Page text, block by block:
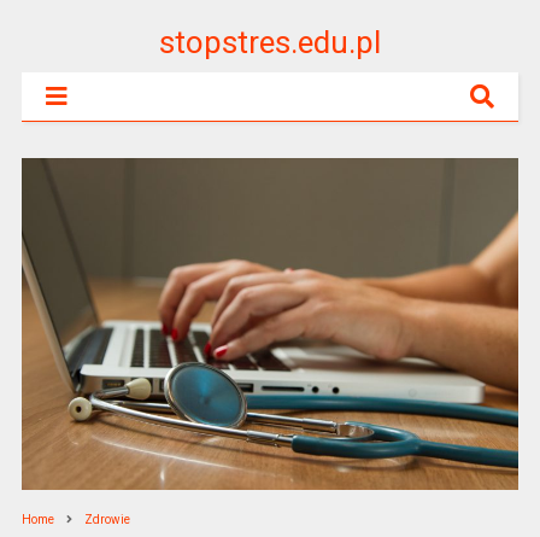
stopstres.edu.pl
Home Zdrowie